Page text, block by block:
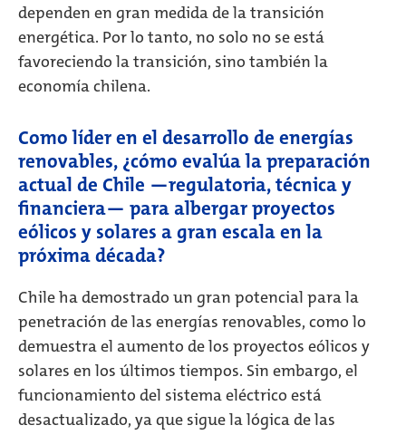
dependen en gran medida de la transición
energética. Por lo tanto, no solo no se está
favoreciendo la transición, sino también la
economía chilena.
Como líder en el desarrollo de energías
renovables, ¿cómo evalúa la preparación
actual de Chile —regulatoria, técnica y
financiera— para albergar proyectos
eólicos y solares a gran escala en la
próxima década?
Chile ha demostrado un gran potencial para la
penetración de las energías renovables, como lo
demuestra el aumento de los proyectos eólicos y
solares en los últimos tiempos. Sin embargo, el
funcionamiento del sistema eléctrico está
desactualizado, ya que sigue la lógica de las